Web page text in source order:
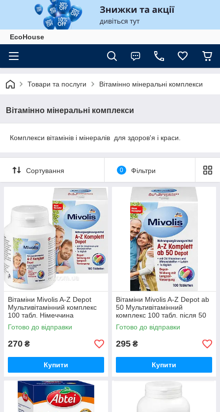
EcoHouse
Товари та послуги Вітамінно мінеральні комплекси
Вітамінно мінеральні комплекси
Комплекси вітамінів і мінералів для здоров'я і краси.
Сортування 0 Фільтри
Вітаміни Mivolis A-Z Depot
Мультивітамінний комплекс
100 табл. Німеччина
Готово до відправки
270 ₴
Купити
Вітаміни Mivolis A-Z Depot ab
50 Мультивітамінний
комплекс 100 табл. після 50
років Німеччина
Готово до відправки
295 ₴
Купити